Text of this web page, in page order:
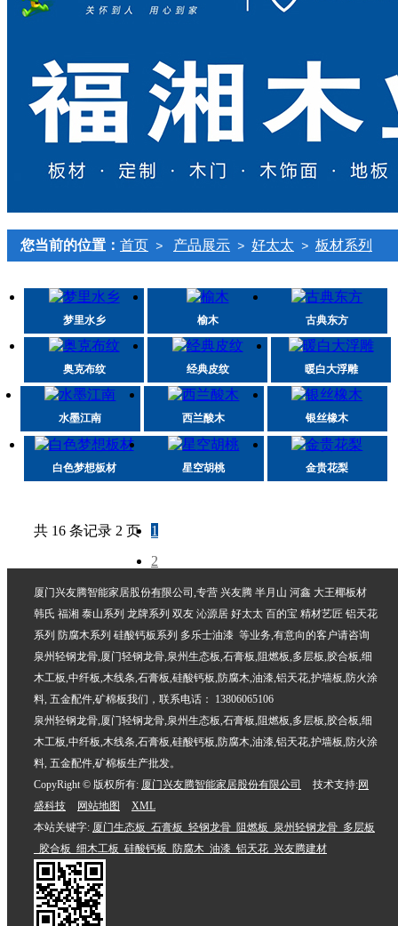
您当前的位置： 首页 > 产品展示 > 好太太 > 板材系列
梦里水乡 榆木 古典东方
奥克布纹 经典皮纹 暖白大浮雕
水墨江南 西兰酸木 银丝橡木
白色梦想板材 星空胡桃 金贵花梨
共 16 条记录 2 页
1
2
>>
厦门兴友腾智能家居股份有限公司,专营 兴友腾 半月山 河鑫 大王椰板材
韩氏 福湘 泰山系列 龙牌系列 双友 沁源居 好太太 百的宝 精材艺匠 铝天花
系列 防腐木系列 硅酸钙板系列 多乐士油漆 等业务,有意向的客户请咨询
泉州轻钢龙骨,厦门轻钢龙骨,泉州生态板,石膏板,阻燃板,多层板,胶合板,细
木工板,中纤板,木线条,石膏板,硅酸钙板,防腐木,油漆,铝天花,护墙板,防火涂
料, 五金配件,矿棉板我们，联系电话： 13806065106
泉州轻钢龙骨,厦门轻钢龙骨,泉州生态板,石膏板,阻燃板,多层板,胶合板,细
木工板,中纤板,木线条,石膏板,硅酸钙板,防腐木,油漆,铝天花,护墙板,防火涂
料, 五金配件,矿棉板生产批发。
CopyRight © 版权所有: 厦门兴友腾智能家居股份有限公司 技术支持:网
盛科技
网站地图
XML
本站关键字: 厦门生态板_石膏板_轻钢龙骨_阻燃板_泉州轻钢龙骨_多层板
_胶合板_细木工板_硅酸钙板_防腐木_油漆_铝天花_兴友腾建材